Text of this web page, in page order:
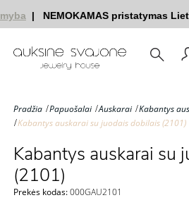
| NEMOKAMAS pristatymas
Pradžia Papuošalai Auskarai
Kabantys
Kabantys auskarai su juodais dobilais (2101)
Kabantys auskarai su
(2101)
Prekės kodas:000GAU2101